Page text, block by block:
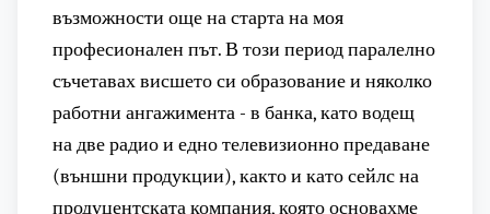
възможности още на старта на моя
професионален път. В този период паралелно
съчетавах висшето си образование и няколко
работни ангажимента - в банка, като водещ
на две радио и едно телевизионно предаване
(външни продукции), както и като сейлс на
продуцентската компания, която основахме